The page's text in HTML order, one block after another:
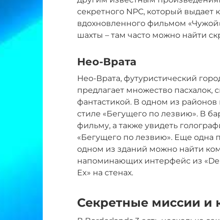
секретного NPC, который выдает
вдохновленного фильмом
шахты – там часто можно найти
Нео-Врата
Нео-Врата, футуристический
предлагает множество
фантастикой. В одном из
стиле «Бегущего по лезвию». В
фильму, а также увидеть
«Бегущего по лезвию». Еще одна
одном из зданий можно найти
напоминающих интерфейс из
Ex» на стенах.
Секретные миссии и